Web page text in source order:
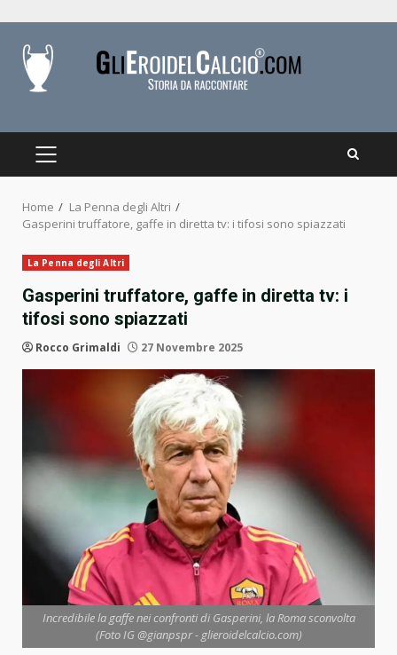
content
PRIMARY
Home
La Penna degli Altri
Gasperini truffatore, gaffe in diretta tv: i tifosi sono spiazzati
La Penna degli Altri
Gasperini truffatore, gaffe in diretta tv: i
tifosi sono spiazzati
Rocco Grimaldi 27 Novembre 2025
Incredibile la gaffe nei confronti di Gasperini, la Roma sconvolta
(Foto IG @gianpspr - glieroidelcalcio.com)